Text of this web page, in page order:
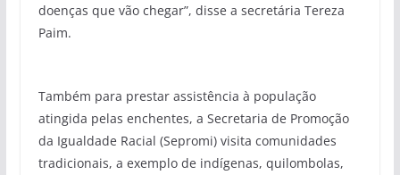
doenças que vão chegar”, disse a secretária Tereza
Paim.
Também para prestar assistência à população
atingida pelas enchentes, a Secretaria de Promoção
da Igualdade Racial (Sepromi) visita comunidades
tradicionais, a exemplo de indígenas, quilombolas,